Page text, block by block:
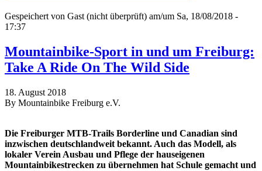
Gespeichert von Gast (nicht überprüft) am/um Sa, 18/08/2018 -
17:37
Mountainbike-Sport in und um Freiburg:
Take A Ride On The Wild Side
18. August 2018
By Mountainbike Freiburg e.V.
Die Freiburger MTB-Trails Borderline und Canadian sind
inzwischen deutschlandweit bekannt. Auch das Modell, als
lokaler Verein Ausbau und Pflege der hauseigenen
Mountainbikestrecken zu übernehmen hat Schule gemacht und